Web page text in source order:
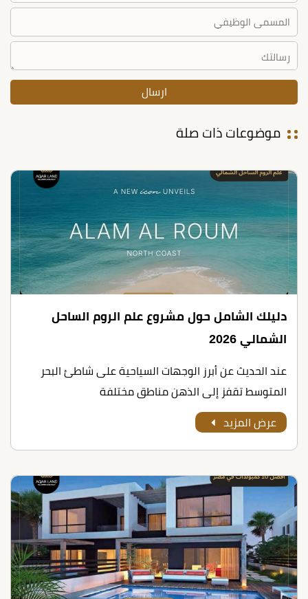
موضوعات ذات صلة
دليلك الشامل حول مشروع علم الروم الساحل
الشمالي 2026
عند الحديث عن أبرز الوجهات السياحية على شاطئ البحر
المتوسط تقفز إلى الذهن مناطق مختلفة
عرض المزيد